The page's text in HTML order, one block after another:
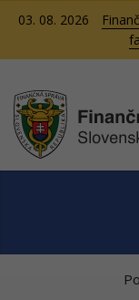
03. 08. 2026